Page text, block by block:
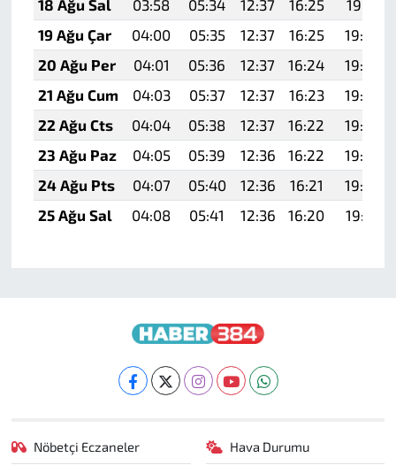
18 Ağu Sal
03:58 05:34 12:37 16:25
19:31
19 Ağu Çar
04:00 05:35 12:37 16:25
19:30
20 Ağu Per
04:01 05:36 12:37 16:24
19:28
21 Ağu Cum
04:03 05:37 12:37 16:23
19:27
22 Ağu Cts
04:04 05:38 12:37 16:22
19:25
23 Ağu Paz
04:05 05:39 12:36 16:22
19:24
24 Ağu Pts
04:07 05:40 12:36 16:21
19:22
25 Ağu Sal
04:08 05:41 12:36 16:20 19:21
Nöbetçi Eczaneler Hava Durumu